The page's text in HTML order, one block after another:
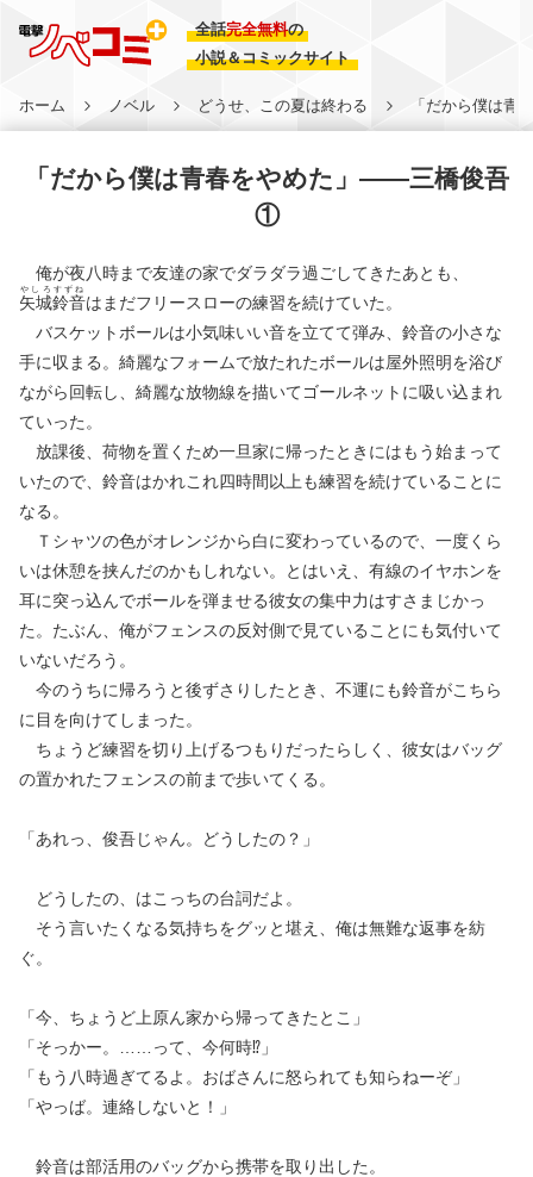
全話完全無料の
小説＆コミックサイト
ホーム ノベル どうせ、この夏は終わる 「だから僕は
「だから僕は青春をやめた」――三橋俊吾
①
俺が夜八時まで友達の家でダラダラ過ごしてきたあとも、
矢城鈴音
やしろすずね
はまだフリースローの練習を続けていた。
バスケットボールは小気味いい音を立てて弾み、鈴音の小さな
手に収まる。綺麗なフォームで放たれたボールは屋外照明を浴び
ながら回転し、綺麗な放物線を描いてゴールネットに吸い込まれ
ていった。
放課後、荷物を置くため一旦家に帰ったときにはもう始まって
いたので、鈴音はかれこれ四時間以上も練習を続けていることに
なる。
Ｔシャツの色がオレンジから白に変わっているので、一度くら
いは休憩を挟んだのかもしれない。とはいえ、有線のイヤホンを
耳に突っ込んでボールを弾ませる彼女の集中力はすさまじかっ
た。たぶん、俺がフェンスの反対側で見ていることにも気付いて
いないだろう。
今のうちに帰ろうと後ずさりしたとき、不運にも鈴音がこちら
に目を向けてしまった。
ちょうど練習を切り上げるつもりだったらしく、彼女はバッグ
の置かれたフェンスの前まで歩いてくる。
「あれっ、俊吾じゃん。どうしたの？」
どうしたの、はこっちの台詞だよ。
そう言いたくなる気持ちをグッと堪え、俺は無難な返事を紡
ぐ。
「今、ちょうど上原ん家から帰ってきたとこ」
「そっかー。……って、今何時⁉」
「もう八時過ぎてるよ。おばさんに怒られても知らねーぞ」
「やっば。連絡しないと！」
鈴音は部活用のバッグから携帯を取り出した。